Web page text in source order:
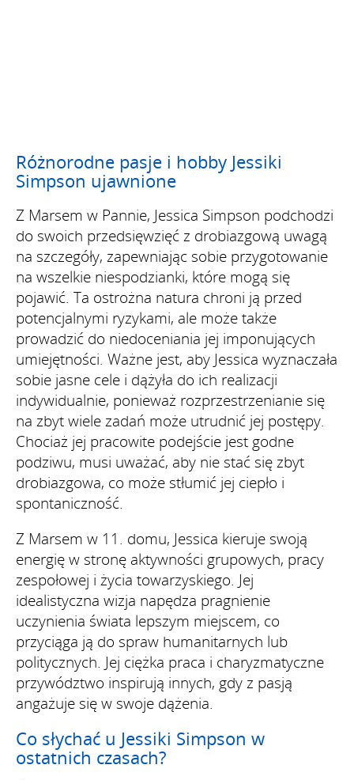
Różnorodne pasje i hobby Jessiki
Simpson ujawnione
Z Marsem w Pannie, Jessica Simpson podchodzi
do swoich przedsięwzięć z drobiazgową uwagą
na szczegóły, zapewniając sobie przygotowanie
na wszelkie niespodzianki, które mogą się
pojawić. Ta ostrożna natura chroni ją przed
potencjalnymi ryzykami, ale może także
prowadzić do niedoceniania jej imponujących
umiejętności. Ważne jest, aby Jessica wyznaczała
sobie jasne cele i dążyła do ich realizacji
indywidualnie, ponieważ rozprzestrzenianie się
na zbyt wiele zadań może utrudnić jej postępy.
Chociaż jej pracowite podejście jest godne
podziwu, musi uważać, aby nie stać się zbyt
drobiazgowa, co może stłumić jej ciepło i
spontaniczność.
Z Marsem w 11. domu, Jessica kieruje swoją
energię w stronę aktywności grupowych, pracy
zespołowej i życia towarzyskiego. Jej
idealistyczna wizja napędza pragnienie
uczynienia świata lepszym miejscem, co
przyciąga ją do spraw humanitarnych lub
politycznych. Jej ciężka praca i charyzmatyczne
przywództwo inspirują innych, gdy z pasją
angażuje się w swoje dążenia.
Co słychać u Jessiki Simpson w
ostatnich czasach?